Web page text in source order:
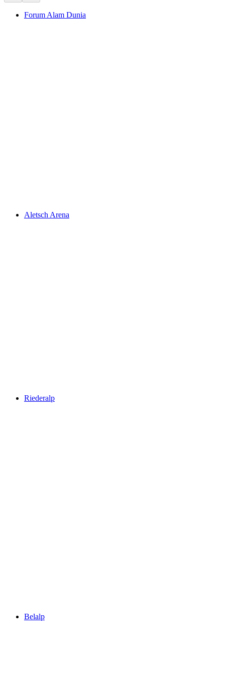
Forum Alam Dunia
Aletsch Arena
Riederalp
Belalp